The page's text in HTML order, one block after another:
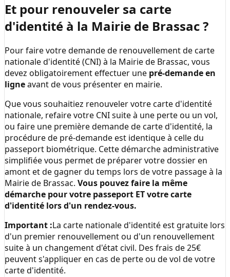
Et pour renouveler sa carte
d'identité à la Mairie de Brassac?
Pour faire votre demande de renouvellement de carte
nationale d'identité (CNI) à la Mairie de Brassac, vous
devez obligatoirement effectuer une pré-demande en
ligneavant de vous présenter en mairie.
Que vous souhaitiez renouveler votre carte d'identité
nationale, refaire votre CNI suite à une perte ou un vol,
ou faire une première demande de carte d'identité, la
procédure de pré-demande est identique à celle du
passeport biométrique. Cette démarche administrative
simplifiée vous permet de préparer votre dossier en
amont et de gagner du temps lors de votre passage à la
Mairie de Brassac. Vous pouvez faire la même
démarche pour votre passeport ET votre carte
d'identité lors d'un rendez-vous.
Important :La carte nationale d'identité est gratuite lors
d'un premier renouvellement ou d'un renouvellement
suite à un changement d'état civil. Des frais de 25€
peuvent s'appliquer en cas de perte ou de vol de votre
carte d'identité.